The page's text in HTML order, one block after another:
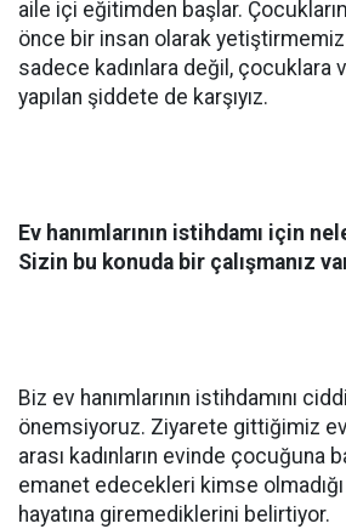
aile içi eğitimden başlar.
önce bir insan olarak
sadece kadınlara değil, çocuklara
yapılan şiddete de karşıyız.
Ev hanımlarının istihdamı için
Sizin bu konuda bir çalışmanız
Biz ev hanımlarının istihdamını
önemsiyoruz. Ziyarete gittiğimiz
arası kadınların evinde çocuğuna
emanet edecekleri kimse
hayatına giremediklerini belirtiyor.